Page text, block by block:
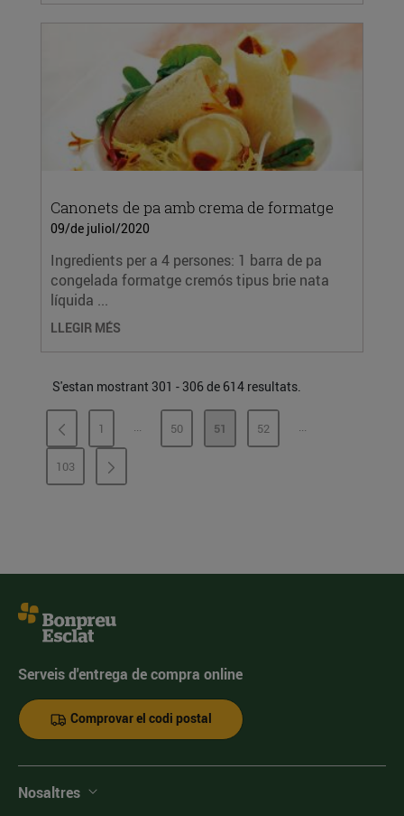
Canonets de pa amb crema de formatge
09/de juliol/2020
Ingredients per a 4 persones: 1 barra de pa
congelada formatge cremós tipus brie nata
líquida ...
LLEGIR MÉS
S'estan mostrant 301 - 306 de 614 resultats.
PÀGINA
1 ...PÀGINES INTERMÈDIES
PÀGINA
50 PÀGINA
51 PÀGINA
52 ...PÀGINES
PÀGINA
103
Serveis d'entrega de compra online
Comprovar el codi postal
Nosaltres